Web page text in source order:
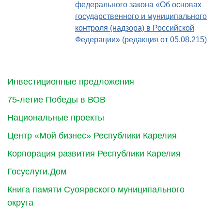
Инвестиционные предложения
75-летие Победы в ВОВ
Национальные проекты
Центр «Мой бизнес» Республики Карелия
Корпорация развития Республики Карелия
Госуслуги.Дом
Книга памяти Суоярвского муниципального
округа
федерального закона «Об основах
государственного и муниципального
контроля (надзора) в Российской
Федерации» (редакция от 05.08.215)